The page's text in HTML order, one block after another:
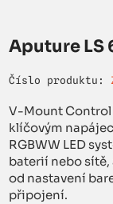
Aputure LS
Číslo produktu:
V-Mount Control
klíčovým
RGBWW LED
baterií nebo sítě,
od nastavení
připojení.